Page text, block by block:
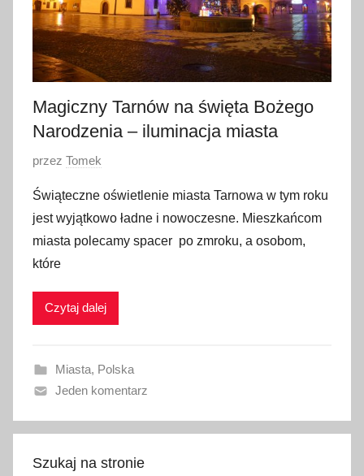
Magiczny Tarnów na święta Bożego
Narodzenia – iluminacja miasta
O
u
b
l
i
w
n
o
g
r
przez Tomek
Świąteczne oświetlenie miasta Tarnowa w tym roku
jest wyjątkowo ładne i nowoczesne. Mieszkańcom
miasta polecamy spacer po zmroku, a osobom,
które
Czytaj dalej
Miasta, Polska
Jeden komentarz
Szukaj na stronie